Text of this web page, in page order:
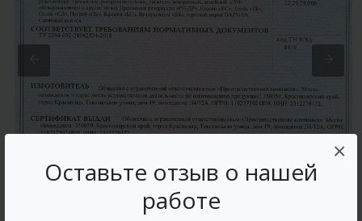
Оставьте отзыв о нашей
работе
×